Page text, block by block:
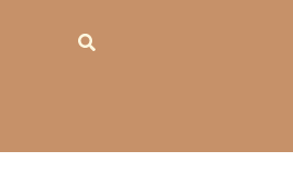
Pesquisar